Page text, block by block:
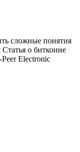
сложные понятия
о биткоине
Electronic